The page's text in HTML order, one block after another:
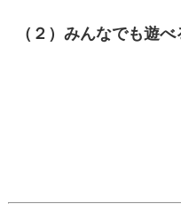
（２）みんなでも遊べ